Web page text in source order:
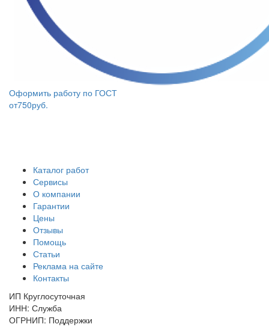
Оформить работу по ГОСТ
от750руб.
Каталог работ
Сервисы
О компании
Гарантии
Цены
Отзывы
Помощь
Статьи
Реклама на сайте
Контакты
ИП Круглосуточная
ИНН: Служба
ОГРНИП: Поддержки